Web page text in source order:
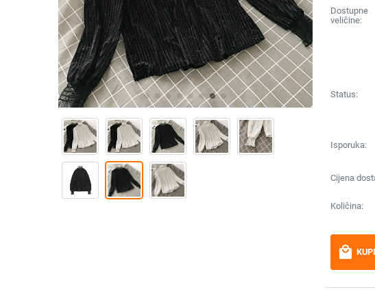
Dostupne
veličine:
Status:
Isporuka:
Cijena
Količina:
local_mall